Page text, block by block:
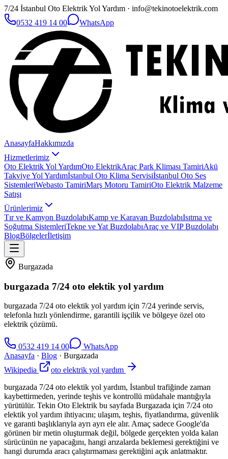
7/24 İstanbul Oto Elektrik Yol Yardım · info@tekinotoelektrik.com
0532 419 14 00
WhatsApp
AnasayfaHakkımızda
Hizmetlerimiz
Oto Elektrik Yol YardımOto ElektrikAraç Park Kliması TamiriAkü
Takviye Yol Yardımİstanbul Oto Klima Servisiİstanbul Oto Ses
SistemleriWebasto TamiriMarş Motoru TamiriOto Elektrik Malzeme
Satışı
Ürünlerimiz
Tır ve Kamyon BuzdolabıKamp ve Karavan BuzdolabıIsıtma ve
Soğutma SistemleriTekne ve Yat BuzdolabıAraç ve VIP Buzdolabı
BlogBölgelerİletişim
Burgazada
burgazada 7/24 oto elektik yol yardım
burgazada 7/24 oto elektik yol yardım için 7/24 yerinde servis,
telefonla hızlı yönlendirme, garantili işçilik ve bölgeye özel oto
elektrik çözümü.
0532 419 14 00
WhatsApp
Anasayfa · Blog · Burgazada
Wikipedia
oto elektrik yol yardım
burgazada 7/24 oto elektik yol yardım, İstanbul trafiğinde zaman
kaybettirmeden, yerinde teşhis ve kontrollü müdahale mantığıyla
yürütülür. Tekin Oto Elektrik bu sayfada Burgazada için 7/24 oto
elektik yol yardım ihtiyacını; ulaşım, teşhis, fiyatlandırma, güvenlik
ve garanti başlıklarıyla ayrı ayrı ele alır. Amaç sadece Google'da
görünen bir metin oluşturmak değil, bölgede gerçekten yolda kalan
sürücünün ne yapacağını, hangi arızalarda beklemesi gerektiğini ve
hangi durumda aracı çalıştırmaması gerektiğini açık anlatmaktır.